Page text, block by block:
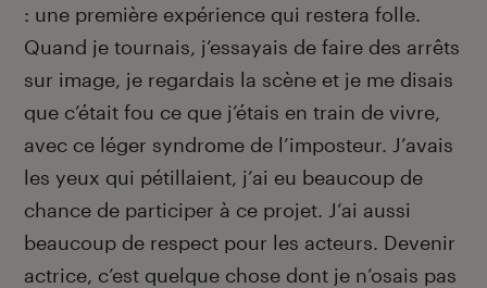
: une première expérience qui restera folle.
Quand je tournais, j’essayais de faire des arrêts
sur image, je regardais la scène et je me disais
que c’était fou ce que j’étais en train de vivre,
avec ce léger syndrome de l’imposteur. J’avais
les yeux qui pétillaient, j’ai eu beaucoup de
chance de participer à ce projet. J’ai aussi
beaucoup de respect pour les acteurs. Devenir
actrice, c’est quelque chose dont je n’osais pas